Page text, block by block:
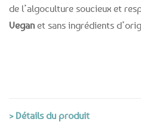
de l’algoculture soucieux et
Vegan et sans ingrédients
> Détails du produit